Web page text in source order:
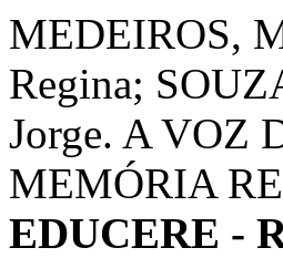
MEDEIROS,
Regina;
Jorge. A VOZ
MEMÓRIA
EDUCERE -